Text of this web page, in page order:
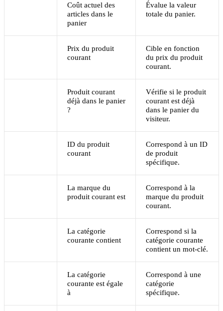
Coût actuel des
articles dans le
panier
Évalue la valeur
totale du panier.
Prix du produit
courant
Cible en fonction
du prix du produit
courant.
Produit courant
déjà dans le panier
?
Vérifie si le produit
courant est déjà
dans le panier du
visiteur.
ID du produit
courant
Correspond à un ID
de produit
spécifique.
La marque du
produit courant est
Correspond à la
marque du produit
courant.
La catégorie
courante contient
Correspond si la
catégorie courante
contient un mot-clé.
La catégorie
courante est égale
à
Correspond à une
catégorie
spécifique.